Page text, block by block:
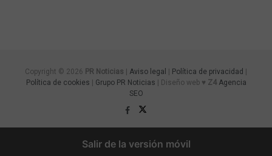
Copyright © 2026 PR Noticias Aviso legal Política de privacidad
Política de cookies
Grupo PR Noticias | Diseño web ♥ Z4 Agencia
SEO
Salir de la versión móvil